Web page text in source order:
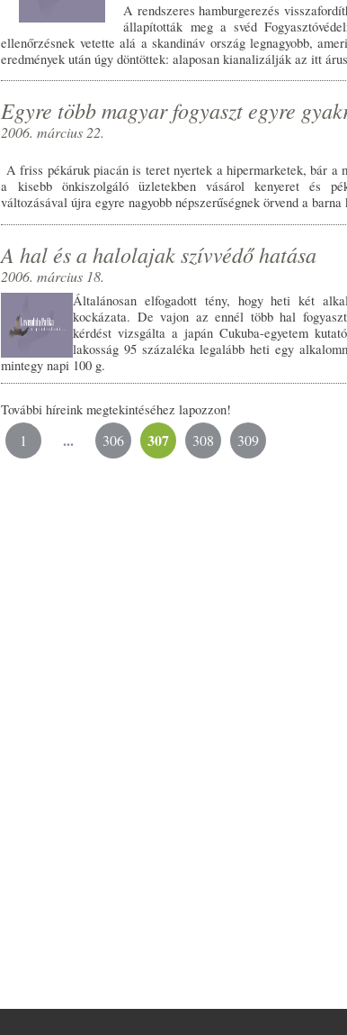
A rendszeres hamburgerezés
állapították meg a svéd
ellenőrzésnek vetette alá a skandináv ország legnagyobb,
eredmények után úgy döntöttek: alaposan kianalizálják az itt
Egyre több magyar fogyaszt egyre
2006. március 22.
A friss pékáruk piacán is teret nyertek a hipermarketek, bár a
a kisebb önkiszolgáló üzletekben vásárol kenyeret és
változásával újra egyre nagyobb népszerűségnek örvend a barna
A hal és a halolajak szívvédő hatása
2006. március 18.
Általánosan elfogadott tény, hogy heti két
kockázata. De vajon az ennél több hal
kérdést vizsgálta a japán Cukuba-egyetem
lakosság 95 százaléka legalább heti egy
mintegy napi 100 g.
További híreink megtekintéséhez lapozzon!
1 ... 306 307 308 309